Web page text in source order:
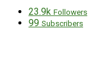
23.9k Followers
99 Subscribers